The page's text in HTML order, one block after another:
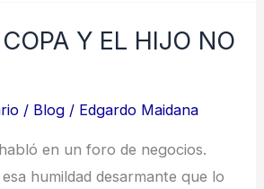
Y EL HIJO NO
/ Blog / Edgardo Maidana
en un foro de negocios.
humildad desarmante que lo